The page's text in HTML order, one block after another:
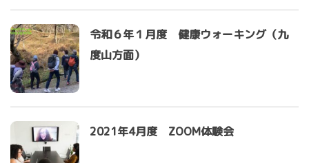
令和６年１月度 健康ウォーキング（九
度山方面）
2021年4月度 ZOOM体験会